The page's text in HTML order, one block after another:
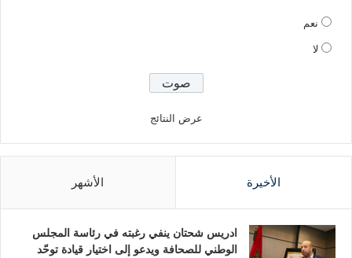
نعم
لا
عرض النتائج
الأخيرة الأشهر
ادريس شحتان ينفي رغبته في رئاسة المجلس
الوطني للصحافة ويدعو إلى اختيار قيادة توحّد